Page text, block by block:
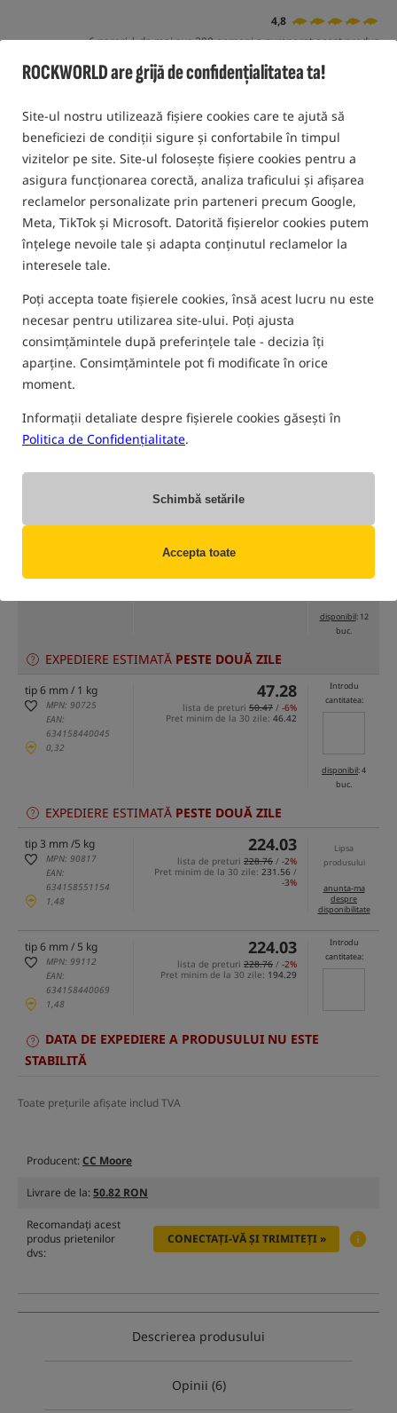
ROCKWORLD are grijă de confidențialitatea ta!
Site-ul nostru utilizează fișiere cookies care te ajută să
beneficiezi de condiții sigure și confortabile în timpul
vizitelor pe site. Site-ul folosește fișiere cookies pentru a
asigura funcționarea corectă, analiza traficului și afișarea
reclamelor personalizate prin parteneri precum Google,
Meta, TikTok și Microsoft. Datorită fișierelor cookies putem
înțelege nevoile tale și adapta conținutul reclamelor la
interesele tale.
Poți accepta toate fișierele cookies, însă acest lucru nu este
necesar pentru utilizarea site-ului. Poți ajusta
consimțămintele după preferințele tale - decizia îți
aparține. Consimțămintele pot fi modificate în orice
moment.
Informații detaliate despre fișierele cookies găsești în
Politica de Confidențialitate.
Schimbă setările
Accepta toate
4,8
6 pareri | de mai sus 300 oameni a cumparat acest produs
Cena RON
634158551130
lista de preturi
disponibil: 12
buc.
EXPEDIERE ESTIMATĂ PESTE DOUĂ ZILE
tip 6 mm / 1 kg
MPN: 90725
EAN:
634158440045
0,32
47.28
lista de preturi 50.47 / -6%
Pret minim de la 30 zile: 46.42
Introdu
cantitatea:
disponibil: 4
buc.
EXPEDIERE ESTIMATĂ PESTE DOUĂ ZILE
tip 3 mm /5 kg
MPN: 90817
EAN:
634158551154
1,48
224.03
lista de preturi 228.76 / -2%
Pret minim de la 30 zile: 231.56 /
-3%
Lipsa
produsului
anunta-ma
despre
disponibilitate
tip 6 mm / 5 kg
MPN: 99112
EAN:
634158440069
1,48
224.03
lista de preturi 228.76 / -2%
Pret minim de la 30 zile: 194.29
Introdu
cantitatea:
DATA DE EXPEDIERE A PRODUSULUI NU ESTE
STABILITĂ
Toate prețurile afișate includ TVA
Producent:CC Moore
Livrare de la:50.82 RON
Recomandați acest
produs prietenilor
dvs:
CONECTAȚI-VĂ ȘI TRIMITEȚI »
Descrierea produsului
Opinii (6)